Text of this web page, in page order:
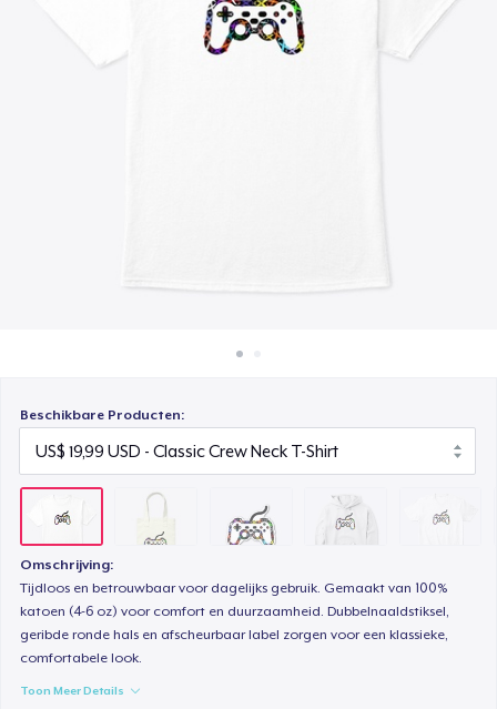
Verkoop overal
Beschikbare Producten:
Omschrijving:
Tijdloos en betrouwbaar voor dagelijks gebruik. Gemaakt van 100%
katoen (4-6 oz) voor comfort en duurzaamheid. Dubbelnaaldstiksel,
geribde ronde hals en afscheurbaar label zorgen voor een klassieke,
comfortabele look.
Toon Meer Details
Die Cut Sticker
US$ 7,99
Women's Classic Tee
US$ 19,99
Premium Long Sleeve Tee
US$ 26,99
Women's Comfort Tee
US$ 21,99